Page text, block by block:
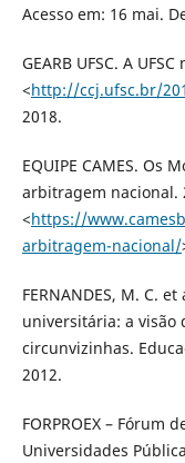
Acesso em: 16 mai.
GEARB UFSC. A
<http://ccj.ufsc.br/
2018.
EQUIPE CAMES. Os
arbitragem nacional.
<https://
arbitragem-nacional/
FERNANDES, M. C.
universitária: a visão
circunvizinhas.
2012.
FORPROEX – Fórum
Universidades